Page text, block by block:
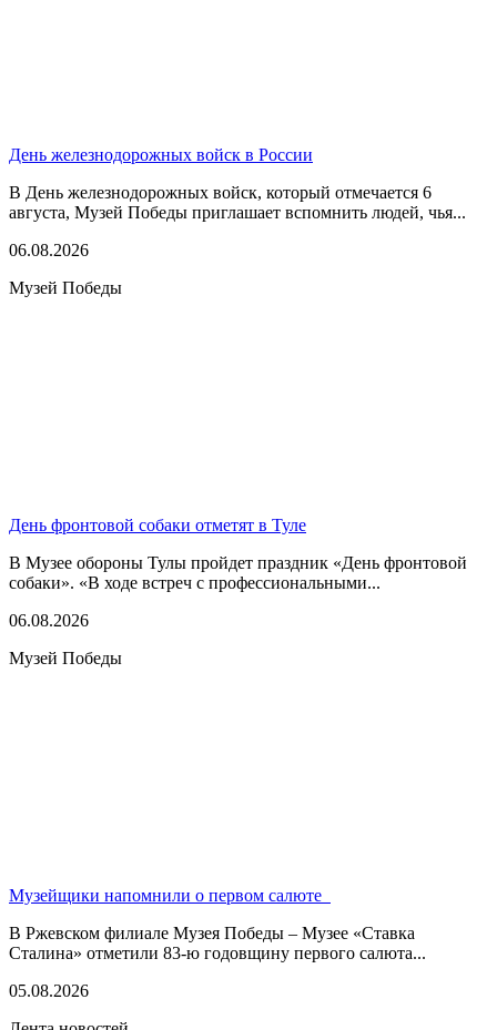
День железнодорожных войск в России
В День железнодорожных войск, который отмечается 6
августа, Музей Победы приглашает вспомнить людей, чья...
06.08.2026
Музей Победы
День фронтовой собаки отметят в Туле
В Музее обороны Тулы пройдет праздник «День фронтовой
собаки». «В ходе встреч с профессиональными...
06.08.2026
Музей Победы
Музейщики напомнили о первом салюте
В Ржевском филиале Музея Победы – Музее «Ставка
Сталина» отметили 83-ю годовщину первого салюта...
05.08.2026